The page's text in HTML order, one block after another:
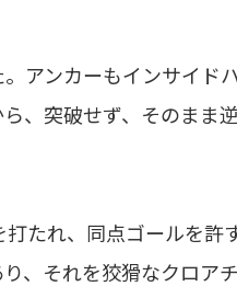
アンカーもインサイド
、突破せず、そのまま
たれ、同点ゴールを許
、それを狡猾なクロア